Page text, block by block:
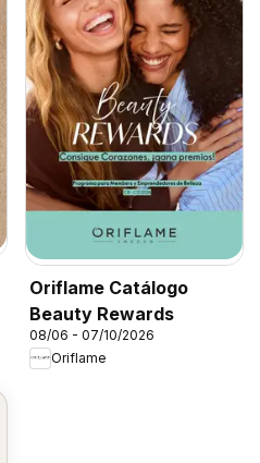
Oriflame Catálogo
Beauty Rewards
08/06 - 07/10/2026
Oriflame